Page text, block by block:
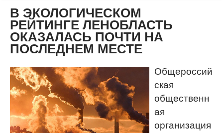
В ЭКОЛОГИЧЕСКОМ
РЕЙТИНГЕ ЛЕНОБЛАСТЬ
ОКАЗАЛАСЬ ПОЧТИ НА
ПОСЛЕДНЕМ МЕСТЕ
Общероссий
ская
общественн
ая
организация